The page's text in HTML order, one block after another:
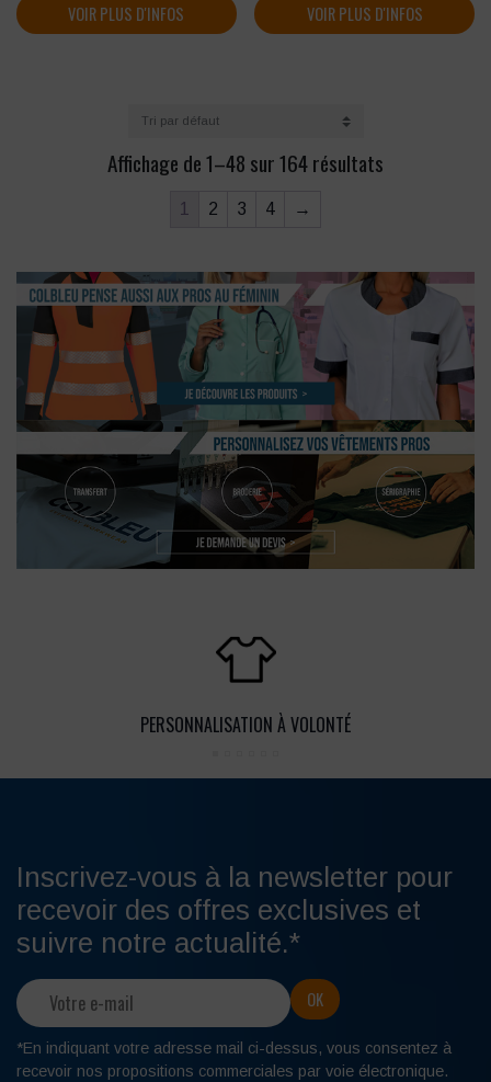
VOIR PLUS D'INFOS VOIR PLUS D'INFOS
Affichage de 1–48 sur 164 résultats
1 2 3 4 →
PERSONNALISATION À VOLONTÉ
Inscrivez-vous à la newsletter pour
recevoir des offres exclusives et
suivre notre actualité.*
*En indiquant votre adresse mail ci-dessus, vous consentez à
recevoir nos propositions commerciales par voie électronique.